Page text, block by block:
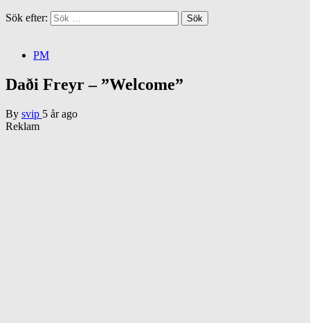
Sök efter:
PM
Daði Freyr – ”Welcome”
By svip 5 år ago
Reklam